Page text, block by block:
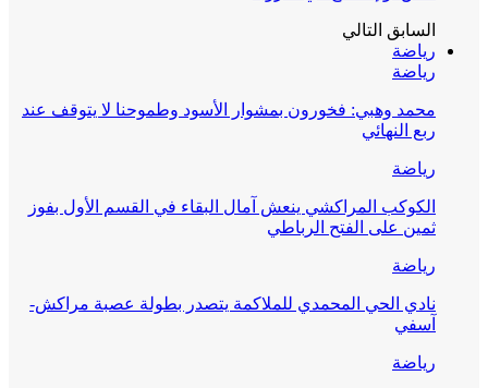
السابق التالي
رياضة
رياضة
محمد وهبي: فخورون بمشوار الأسود وطموحنا لا يتوقف عند
ربع النهائي
رياضة
الكوكب المراكشي ينعش آمال البقاء في القسم الأول بفوز
ثمين على الفتح الرباطي
رياضة
نادي الحي المحمدي للملاكمة يتصدر بطولة عصبة مراكش-
آسفي
رياضة